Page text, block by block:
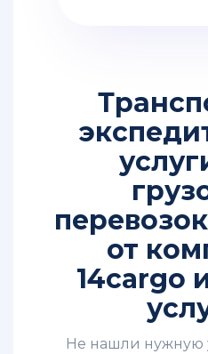
от
14cargo
Не нашли нужную